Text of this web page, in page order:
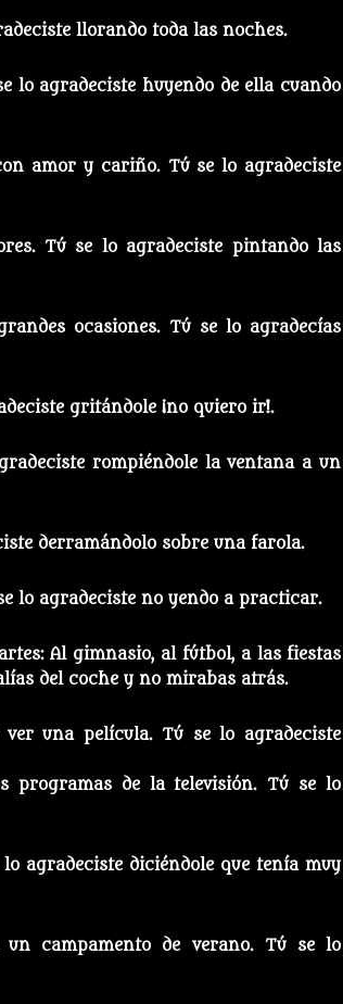
llorando toda las noches.
lo agradeciste huyendo de ella cuando
amor y cariño. Tú se lo agradeciste
Tú se lo agradeciste pintando las
ocasiones. Tú se lo agradecías
gritándole ¡no quiero ir!.
rompiéndole la ventana a un
derramándolo sobre una farola.
lo agradeciste no yendo a practicar.
Al gimnasio, al fútbol, a las fiestas
del coche y no mirabas atrás.
una película. Tú se lo agradeciste
programas de la televisión. Tú se lo
agradeciste diciéndole que tenía muy
campamento de verano. Tú se lo